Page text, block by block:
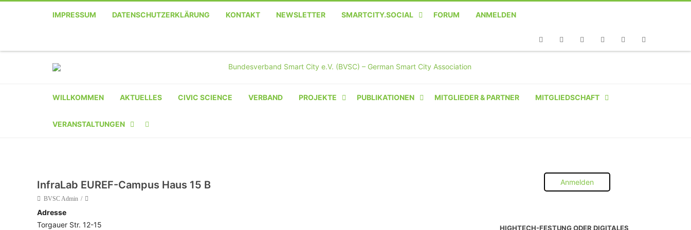
IMPRESSUM DATENSCHUTZERKLÄRUNG KONTAKT NEWSLETTER SMARTCITY.SOCIAL FORUM ANMELDEN
WILLKOMMEN AKTUELLES CIVIC SCIENCE VERBAND PROJEKTE PUBLIKATIONEN MITGLIEDER & PARTNER MITGLIEDSCHAFT
INSTITUTION
VERANSTALTUNGEN
REGISTRIERUNG
VERANSTALTUNG
EINREICHEN
InfraLab EUREF-Campus Haus 15 B
BVSC Admin
Adresse
Torgauer Str. 12-15
Anmelden
HIGHTECH-FESTUNG ODER DIGITALES